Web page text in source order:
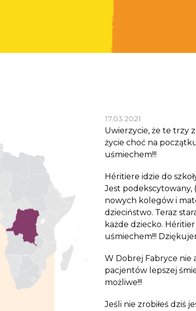
Sprawdź cele naszej organizacji
17.03.2021
Uwierzycie, że te trzy
życie choć na
uśmiechem!!!
Héritiere idzie do
Jest podekscytowany,
nowych kolegów i
dzieciństwo. Teraz
każde dziecko.
uśmiechem!!!
W Dobrej Fabryce nie
pacjentów lepszej
możliwe!!!
Jeśli nie zrobiłeś dziś